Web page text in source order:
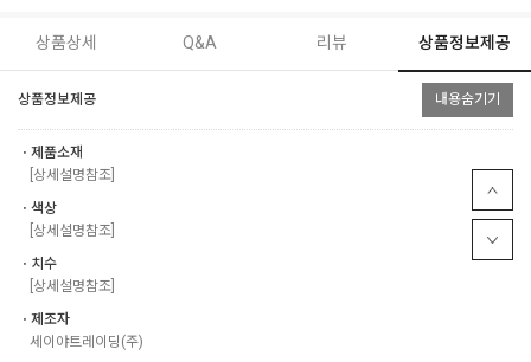
상품상세 Q&A 리뷰 상품정보제공
상품정보제공 내용숨기기
ㆍ제품소재
[상세설명참조]
ㆍ색상
[상세설명참조]
ㆍ치수
[상세설명참조]
ㆍ제조자
세이야트레이딩(주)